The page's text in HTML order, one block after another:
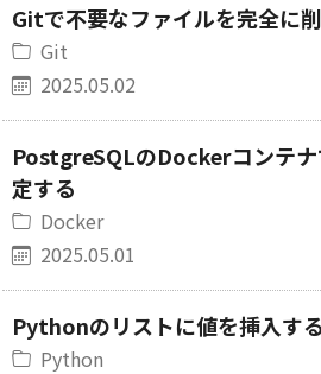
Gitで不要なファイルを完全に
Git
2025.05.02
PostgreSQLのDockerコンテ
定する
Docker
2025.05.01
Pythonのリストに値を挿入す
Python